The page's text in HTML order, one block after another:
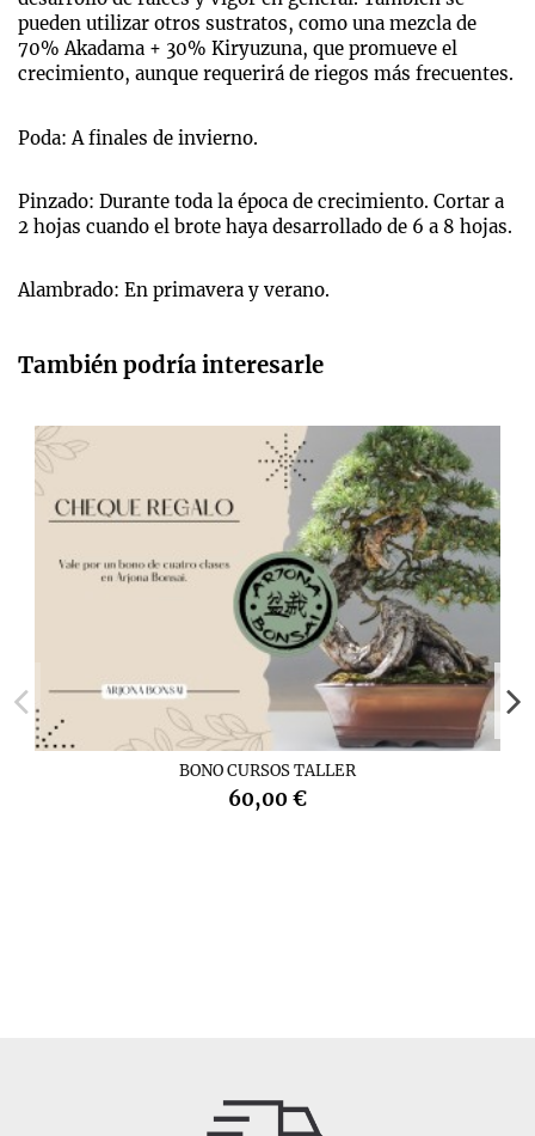
pueden utilizar otros sustratos, como una mezcla de
70% Akadama + 30% Kiryuzuna, que promueve el
crecimiento, aunque requerirá de riegos más frecuentes.
Poda: A finales de invierno.
Pinzado: Durante toda la época de crecimiento. Cortar a
2 hojas cuando el brote haya desarrollado de 6 a 8 hojas.
Alambrado: En primavera y verano.
También podría interesarle
BONO CURSOS TALLER
60,00 €